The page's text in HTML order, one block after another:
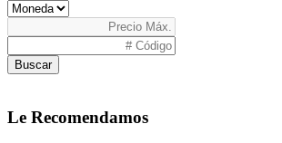
Buscar
Le Recomendamos